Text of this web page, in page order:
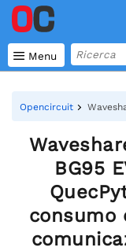
 Menu
Opencircuit
BG95
consumo